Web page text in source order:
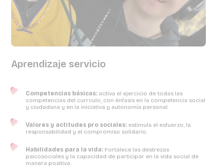
Aprendizaje servicio
Competencias básicas: activa el ejercicio de todas las
competencias del currculo, con énfasis en la competencia social
y ciudadana y en la iniciativa y autonomía personal.
Valores y actitudes pro sociales: estimula el esfuerzo, la
responsabilidad y el compromiso solidario.
Habilidades para la vida: Fortalece las destrezas
psicosociales y la capacidad de participar en la vida social de
manera positiva.